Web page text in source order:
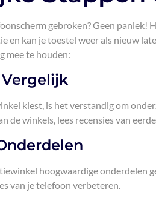
gebroken? Geen paniek!
en kan je toestel weer als nieuw
mee te houden:
kiest, is het verstandig om
de winkels, lees recensies van
hoogwaardige onderdelen
van je telefoon verbeteren.